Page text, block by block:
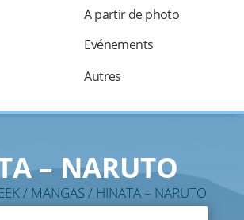
A partir de photo
Evénements
Autres
– NARUTO
/ MANGAS/ HINATA – NARUTO